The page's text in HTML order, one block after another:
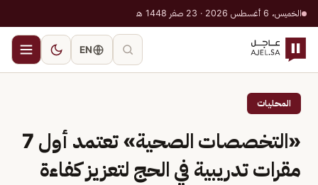
الخميس، 6 أغسطس 2026 · 23 صفر 1448 هـ
EN
المحليات
«التخصصات الصحية» تعتمد أول 7
مقرات تدريبية في الحج لتعزيز كفاءة